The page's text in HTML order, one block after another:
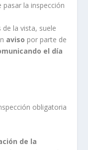
pasar la inspección
la vista, suele
aviso por parte de
el día
obligatoria
de la